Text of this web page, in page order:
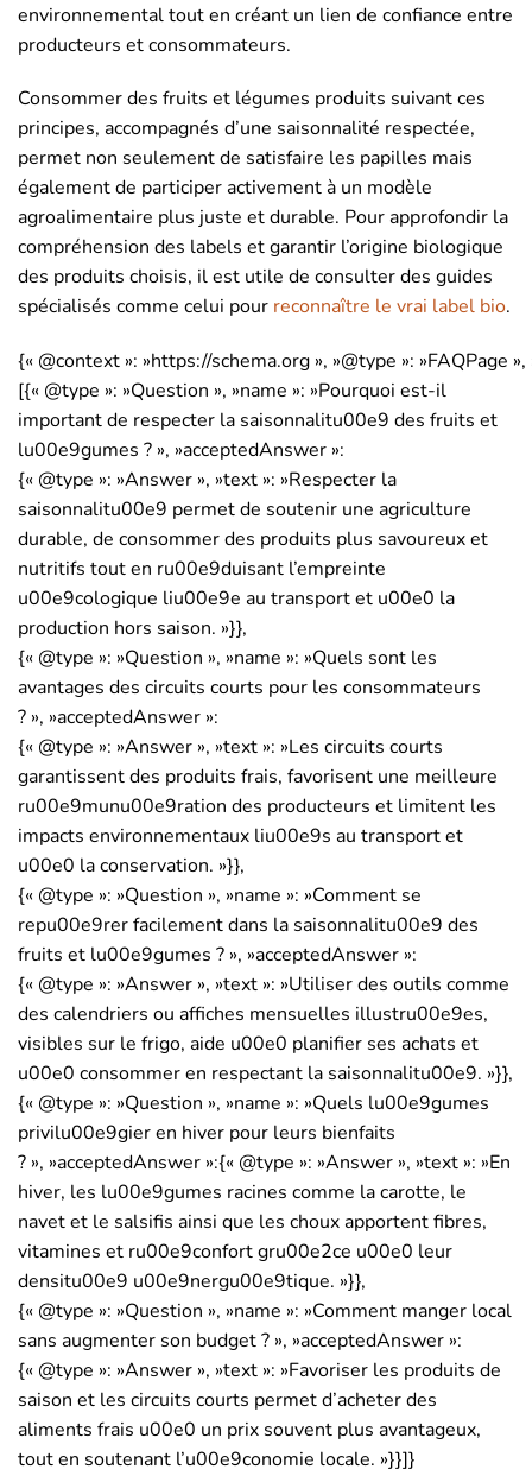
environnemental tout en créant un lien de confiance entre
producteurs et consommateurs.
Consommer des fruits et légumes produits suivant ces
principes, accompagnés d’une saisonnalité respectée,
permet non seulement de satisfaire les papilles mais
également de participer activement à un modèle
agroalimentaire plus juste et durable. Pour approfondir la
compréhension des labels et garantir l’origine biologique
des produits choisis, il est utile de consulter des guides
spécialisés comme celui pour reconnaître le vrai label bio.
{« @context »: »https://schema.org », »@type »: »FAQPage
[{« @type »: »Question », »name »: »Pourquoi est-il
important de respecter la saisonnalitu00e9 des fruits et
lu00e9gumes ? », »acceptedAnswer »:
{« @type »: »Answer », »text »: »Respecter la
saisonnalitu00e9 permet de soutenir une agriculture
durable, de consommer des produits plus savoureux et
nutritifs tout en ru00e9duisant l’empreinte
u00e9cologique liu00e9e au transport et u00e0 la
production hors saison. »}},
{« @type »: »Question », »name »: »Quels sont les
avantages des circuits courts pour les consommateurs
? », »acceptedAnswer »:
{« @type »: »Answer », »text »: »Les circuits courts
garantissent des produits frais, favorisent une meilleure
ru00e9munu00e9ration des producteurs et limitent les
impacts environnementaux liu00e9s au transport et
u00e0 la conservation. »}},
{« @type »: »Question », »name »: »Comment se
repu00e9rer facilement dans la saisonnalitu00e9 des
fruits et lu00e9gumes ? », »acceptedAnswer »:
{« @type »: »Answer », »text »: »Utiliser des outils comme
des calendriers ou affiches mensuelles illustru00e9es,
visibles sur le frigo, aide u00e0 planifier ses achats et
u00e0 consommer en respectant la saisonnalitu00e9. »}},
{« @type »: »Question », »name »: »Quels lu00e9gumes
privilu00e9gier en hiver pour leurs bienfaits
? », »acceptedAnswer »:{« @type »: »Answer », »text »: »En
hiver, les lu00e9gumes racines comme la carotte, le
navet et le salsifis ainsi que les choux apportent fibres,
vitamines et ru00e9confort gru00e2ce u00e0 leur
densitu00e9 u00e9nergu00e9tique. »}},
{« @type »: »Question », »name »: »Comment manger local
sans augmenter son budget ? », »acceptedAnswer »:
{« @type »: »Answer », »text »: »Favoriser les produits de
saison et les circuits courts permet d’acheter des
aliments frais u00e0 un prix souvent plus avantageux,
tout en soutenant l’u00e9conomie locale. »}}]}